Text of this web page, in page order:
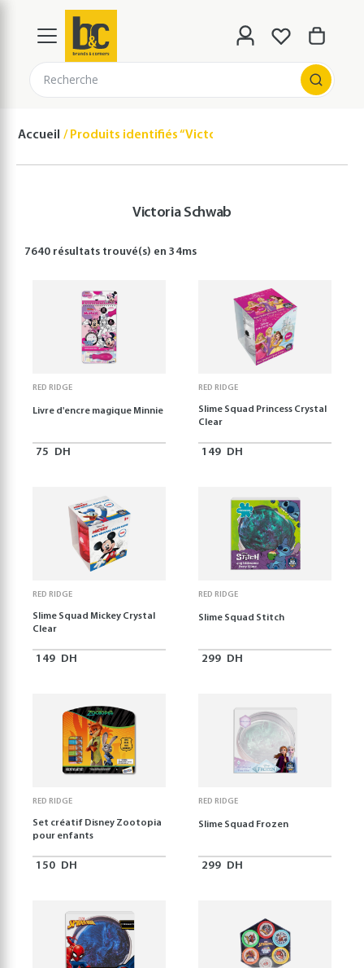
Recherche
Accueil Produits identifiés “Victoria Schwab”
Victoria Schwab
7640 résultats trouvé(s) en34ms
RED RIDGE
Livre d'encre magique Minnie
75 DH
RED RIDGE
Slime Squad Princess Crystal
Clear
149 DH
RED RIDGE
Slime Squad Mickey Crystal
Clear
149 DH
RED RIDGE
Slime Squad Stitch
299 DH
RED RIDGE
Set créatif Disney Zootopia
pour enfants
150 DH
RED RIDGE
Slime Squad Frozen
299 DH